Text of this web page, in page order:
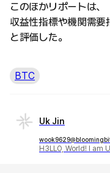
このほかリポートは、
収益性指標や機関需要
と評価した。
BTC
Uk Jin
H3LLO, World! I am